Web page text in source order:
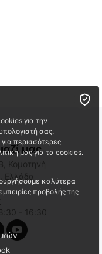
μας
Κομοτηνή
- 16:30
για την
σας.
για περισσότερες
μας για τα cookies.
καλύτερα
προβολής της